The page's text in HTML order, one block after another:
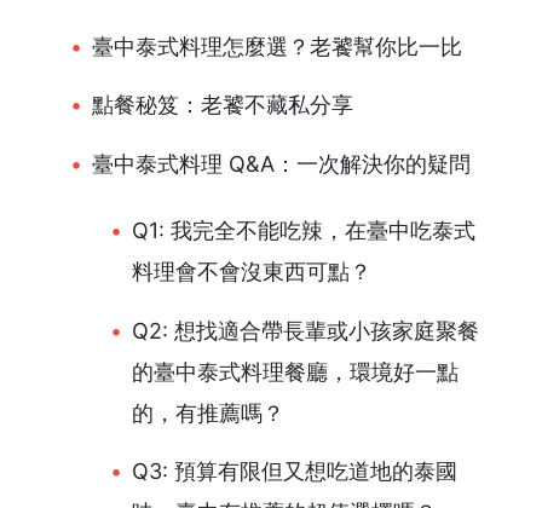
臺中泰式料理怎麼選？老饕幫你比一比
點餐秘笈：老饕不藏私分享
臺中泰式料理 Q&A：一次解決你的疑問
Q1: 我完全不能吃辣，在臺中吃泰式
料理會不會沒東西可點？
Q2: 想找適合帶長輩或小孩家庭聚餐
的臺中泰式料理餐廳，環境好一點
的，有推薦嗎？
Q3: 預算有限但又想吃道地的泰國